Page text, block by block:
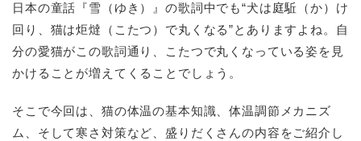
日本の童話『雪（ゆき）』の歌詞中でも“犬は庭駈（か）け
回り、猫は炬燵（こたつ）で丸くなる”とありますよね。自
分の愛猫がこの歌詞通り、こたつで丸くなっている姿を見
かけることが増えてくることでしょう。
そこで今回は、猫の体温の基本知識、体温調節メカニズ
ム、そして寒さ対策など、盛りだくさんの内容をご紹介し